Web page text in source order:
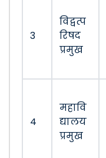
3
विद्वत्प
रिषद
प्रमुख
4
महावि
द्यालय
प्रमुख